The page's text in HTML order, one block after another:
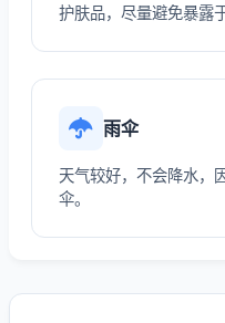
护肤品，尽量避免暴露
雨伞
天气较好，不会降水，
伞。